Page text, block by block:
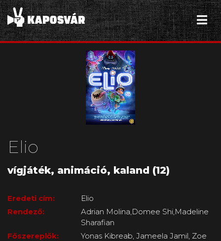
Elio
vígjáték, animáció, kaland (12)
Eredeti cím:
Elio
Rendező:
Adrian Molina,Domee Shi,Madeline
Sharafian
Főszereplők:
Yonas Kibreab, Jameela Jamil, Zoe